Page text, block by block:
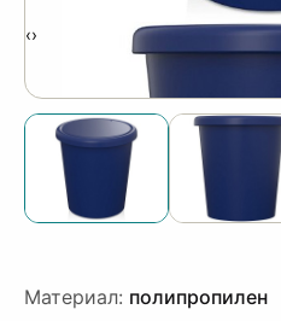
‹›
Материал: полипропилен